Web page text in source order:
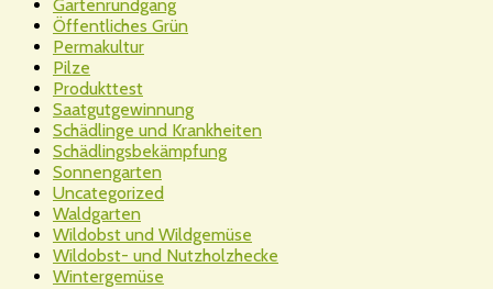
Gartenrundgang
Öffentliches Grün
Permakultur
Pilze
Produkttest
Saatgutgewinnung
Schädlinge und Krankheiten
Schädlingsbekämpfung
Sonnengarten
Uncategorized
Waldgarten
Wildobst und Wildgemüse
Wildobst- und Nutzholzhecke
Wintergemüse